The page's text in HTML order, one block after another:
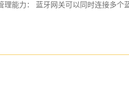
能力： 蓝牙网关可以同时连接多个